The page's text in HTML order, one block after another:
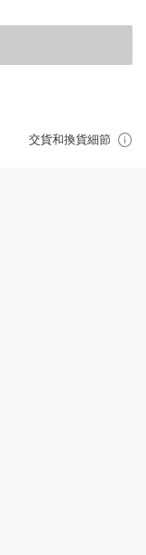
交貨和換貨細節